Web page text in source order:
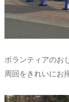
ボランティアのお
周回をきれいにお